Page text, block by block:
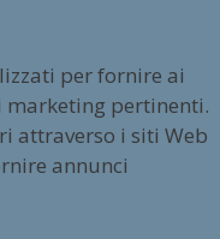
per fornire ai
marketing pertinenti.
attraverso i siti Web
annunci